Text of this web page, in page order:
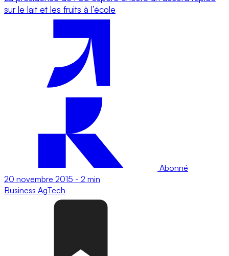
sur le lait et les fruits à l’école
Abonné
20 novembre 2015 - 2 min
Business AgTech